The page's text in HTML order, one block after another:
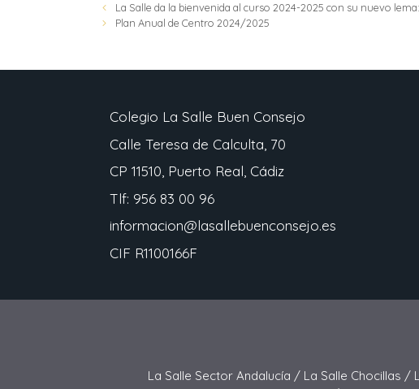
La Salle da la bienvenida al curso 2024-2025 con su nuevo
Plan Anual de Centro 2024/2025
Colegio La Salle Buen Consejo
Calle Teresa de Calculta, 70
CP 11510, Puerto Real, Cádiz
Tlf: 956 83 00 96
informacion@lasallebuenconsejo.es
CIF R1100166F
La Salle Sector Andalucía / La Salle Chocillas /